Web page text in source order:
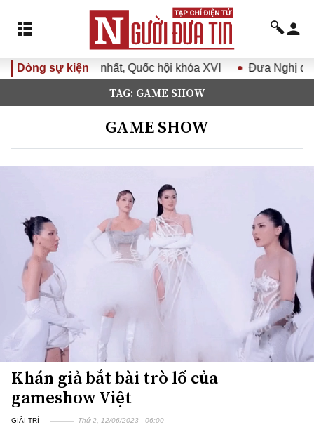
Dòng sự kiện
Quốc hội khóa XVI Đưa Nghị quyết Đại hội Đảng
TAG: GAME SHOW
GAME SHOW
Khán giả bắt bài trò lố của
gameshow Việt
GIẢI TRÍ Thứ 2, 12/06/2023 | 06:00